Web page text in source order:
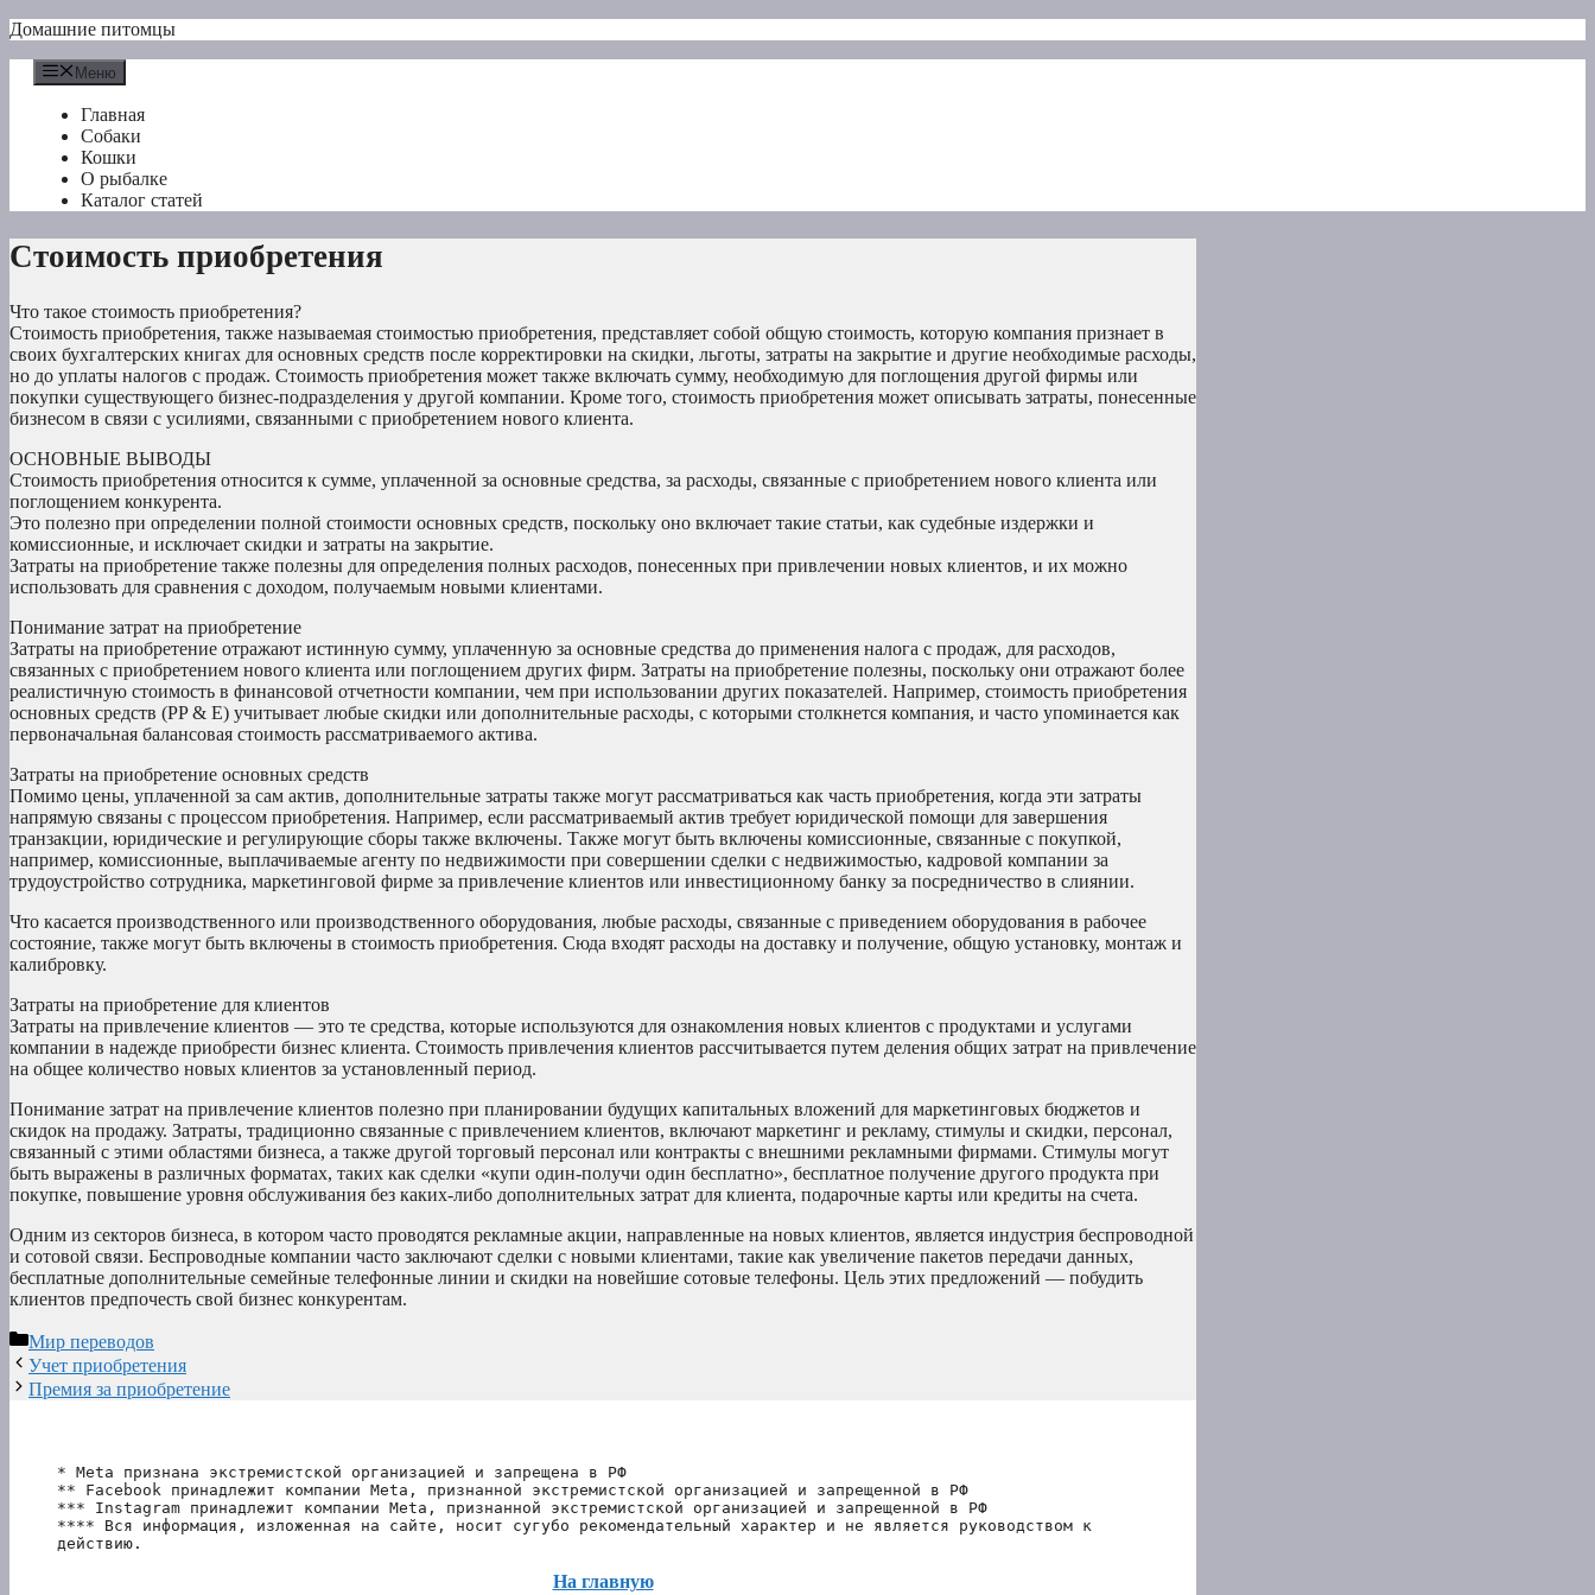
Перейти
содержимому
Домашние питомцы
Меню
Главная
Собаки
Кошки
О рыбалке
Каталог статей
Стоимость приобретения
Что такое стоимость приобретения?
Стоимость приобретения, также называемая стоимостью приобретения, представляет собой общую стоимость, которую компания признает в
своих бухгалтерских книгах для основных средств после корректировки на скидки, льготы, затраты на закрытие и другие необходимые расходы,
но до уплаты налогов с продаж. Стоимость приобретения может также включать сумму, необходимую для поглощения другой фирмы или
покупки существующего бизнес-подразделения у другой компании. Кроме того, стоимость приобретения может описывать затраты, понесенные
бизнесом в связи с усилиями, связанными с приобретением нового клиента.
ОСНОВНЫЕ ВЫВОДЫ
Стоимость приобретения относится к сумме, уплаченной за основные средства, за расходы, связанные с приобретением нового клиента или
поглощением конкурента.
Это полезно при определении полной стоимости основных средств, поскольку оно включает такие статьи, как судебные издержки и
комиссионные, и исключает скидки и затраты на закрытие.
Затраты на приобретение также полезны для определения полных расходов, понесенных при привлечении новых клиентов, и их можно
использовать для сравнения с доходом, получаемым новыми клиентами.
Понимание затрат на приобретение
Затраты на приобретение отражают истинную сумму, уплаченную за основные средства до применения налога с продаж, для расходов,
связанных с приобретением нового клиента или поглощением других фирм. Затраты на приобретение полезны, поскольку они отражают более
реалистичную стоимость в финансовой отчетности компании, чем при использовании других показателей. Например, стоимость приобретения
основных средств (PP & E) учитывает любые скидки или дополнительные расходы, с которыми столкнется компания, и часто упоминается как
первоначальная балансовая стоимость рассматриваемого актива.
Затраты на приобретение основных средств
Помимо цены, уплаченной за сам актив, дополнительные затраты также могут рассматриваться как часть приобретения, когда эти затраты
напрямую связаны с процессом приобретения. Например, если рассматриваемый актив требует юридической помощи для завершения
транзакции, юридические и регулирующие сборы также включены. Также могут быть включены комиссионные, связанные с покупкой,
например, комиссионные, выплачиваемые агенту по недвижимости при совершении сделки с недвижимостью, кадровой компании за
трудоустройство сотрудника, маркетинговой фирме за привлечение клиентов или инвестиционному банку за посредничество в слиянии.
Что касается производственного или производственного оборудования, любые расходы, связанные с приведением оборудования в рабочее
состояние, также могут быть включены в стоимость приобретения. Сюда входят расходы на доставку и получение, общую установку, монтаж и
калибровку.
Затраты на приобретение для клиентов
Затраты на привлечение клиентов — это те средства, которые используются для ознакомления новых клиентов с продуктами и услугами
компании в надежде приобрести бизнес клиента. Стоимость привлечения клиентов рассчитывается путем деления общих затрат на привлечение
на общее количество новых клиентов за установленный период.
Понимание затрат на привлечение клиентов полезно при планировании будущих капитальных вложений для маркетинговых бюджетов и
скидок на продажу. Затраты, традиционно связанные с привлечением клиентов, включают маркетинг и рекламу, стимулы и скидки, персонал,
связанный с этими областями бизнеса, а также другой торговый персонал или контракты с внешними рекламными фирмами. Стимулы могут
быть выражены в различных форматах, таких как сделки «купи один-получи один бесплатно», бесплатное получение другого продукта при
покупке, повышение уровня обслуживания без каких-либо дополнительных затрат для клиента, подарочные карты или кредиты на счета.
Одним из секторов бизнеса, в котором часто проводятся рекламные акции, направленные на новых клиентов, является индустрия беспроводной
и сотовой связи. Беспроводные компании часто заключают сделки с новыми клиентами, такие как увеличение пакетов передачи данных,
бесплатные дополнительные семейные телефонные линии и скидки на новейшие сотовые телефоны. Цель этих предложений — побудить
клиентов предпочесть свой бизнес конкурентам.
Рубрики
Мир переводов
Учет приобретения
Премия за приобретение
* Meta признана экстремистской организацией и запрещена в РФ
** Facebook принадлежит компании Meta, признанной экстремистской организацией и запрещенной в РФ
*** Instagram принадлежит компании Meta, признанной экстремистской организацией и запрещенной в РФ
**** Вся информация, изложенная на сайте, носит сугубо рекомендательный характер и не является руководством к
действию.
На главную